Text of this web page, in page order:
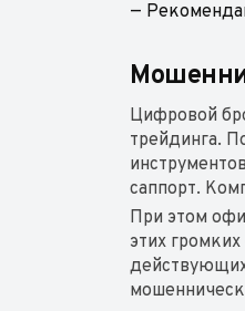
—
Цифровой
трейдинга.
саппорт.
При этом
этих
действующих